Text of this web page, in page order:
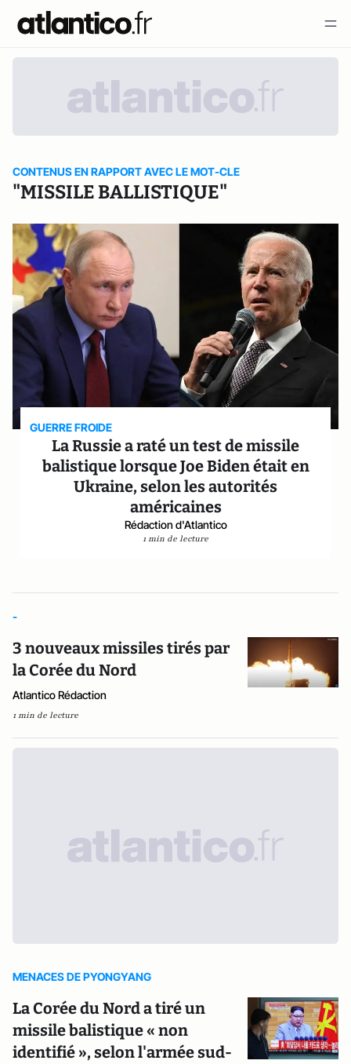
CONTENUS EN RAPPORT AVEC LE MOT-CLE
"MISSILE BALLISTIQUE"
GUERRE FROIDE
La Russie a raté un test de missile
balistique lorsque Joe Biden était en
Ukraine, selon les autorités
américaines
Rédaction d'Atlantico
1 min de lecture
-
3 nouveaux missiles tirés par
la Corée du Nord
Atlantico Rédaction
1 min de lecture
MENACES DE PYONGYANG
La Corée du Nord a tiré un
missile balistique « non
identifié », selon l'armée sud-